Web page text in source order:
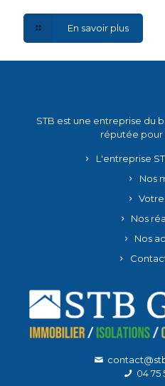
En savoir plus
STB est une entreprise du
réputée pour
L'entreprise
Nos
Nos
Nos
04 75